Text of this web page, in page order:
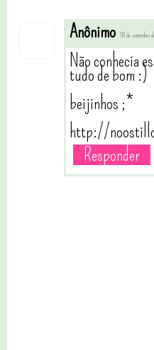
Anônimo 18 de setembro
Não conhecia
tudo de bom :)
beijinhos ;*
http://
Responder